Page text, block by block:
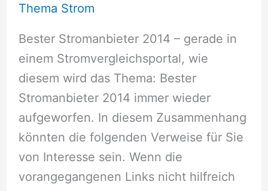
Thema Strom
Bester Stromanbieter 2014 – gerade in
einem Stromvergleichsportal, wie
diesem wird das Thema: Bester
Stromanbieter 2014 immer wieder
aufgeworfen. In diesem Zusammenhang
könnten die folgenden Verweise für Sie
von Interesse sein. Wenn die
vorangegangenen Links nicht hilfreich